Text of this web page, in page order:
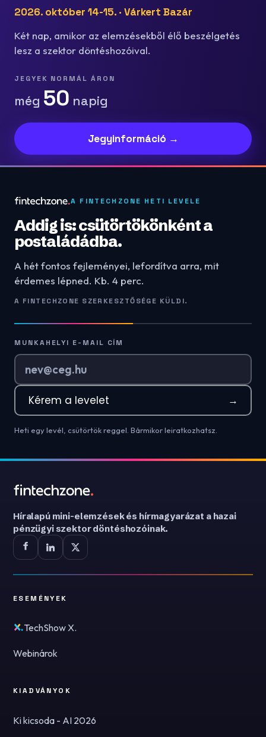
2026. október 14-15. · Várkert Bazár
Két nap, amikor az elemzésekből élő beszélgetés
lesz a szektor döntéshozóival.
JEGYEK NORMÁL ÁRON
még 50 napig
Jegyinformáció →
A FINTECHZONE HETI LEVELE
Addig is: csütörtökönként a
postaládádba.
A hét fontos fejleményei, lefordítva arra, mit
érdemes lépned. Kb. 4 perc.
A FINTECHZONE SZERKESZTŐSÉGE KÜLDI.
MUNKAHELYI E-MAIL CÍM
Kérem a levelet →
Heti egy levél, csütörtök reggel. Bármikor leiratkozhatsz.
Híralapú mini-elemzések és hírmagyarázat a hazai
pénzügyi szektor döntéshozóinak.
ESEMÉNYEK
TechShow X.
Webinárok
KIADVÁNYOK
Ki kicsoda - AI 2026